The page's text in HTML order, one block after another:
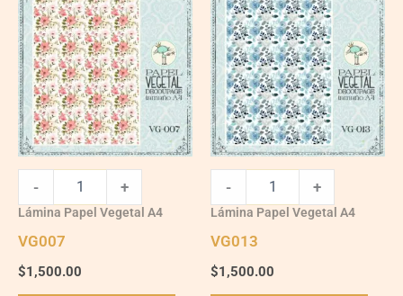
quantity
- +
Lámina Papel Vegetal A4
VG007
$1,500.00
quantity
- +
Lámina Papel Vegetal A4
VG013
$1,500.00